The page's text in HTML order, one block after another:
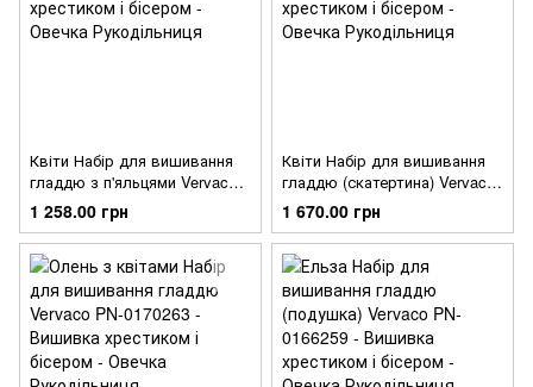
Квіти Набір для вишивання
гладдю з п'яльцями Vervaco
PN-0171229
1 258.00 грн
Квіти Набір для вишивання
гладдю (скатертина) Vervaco
PN-0170740
1 670.00 грн